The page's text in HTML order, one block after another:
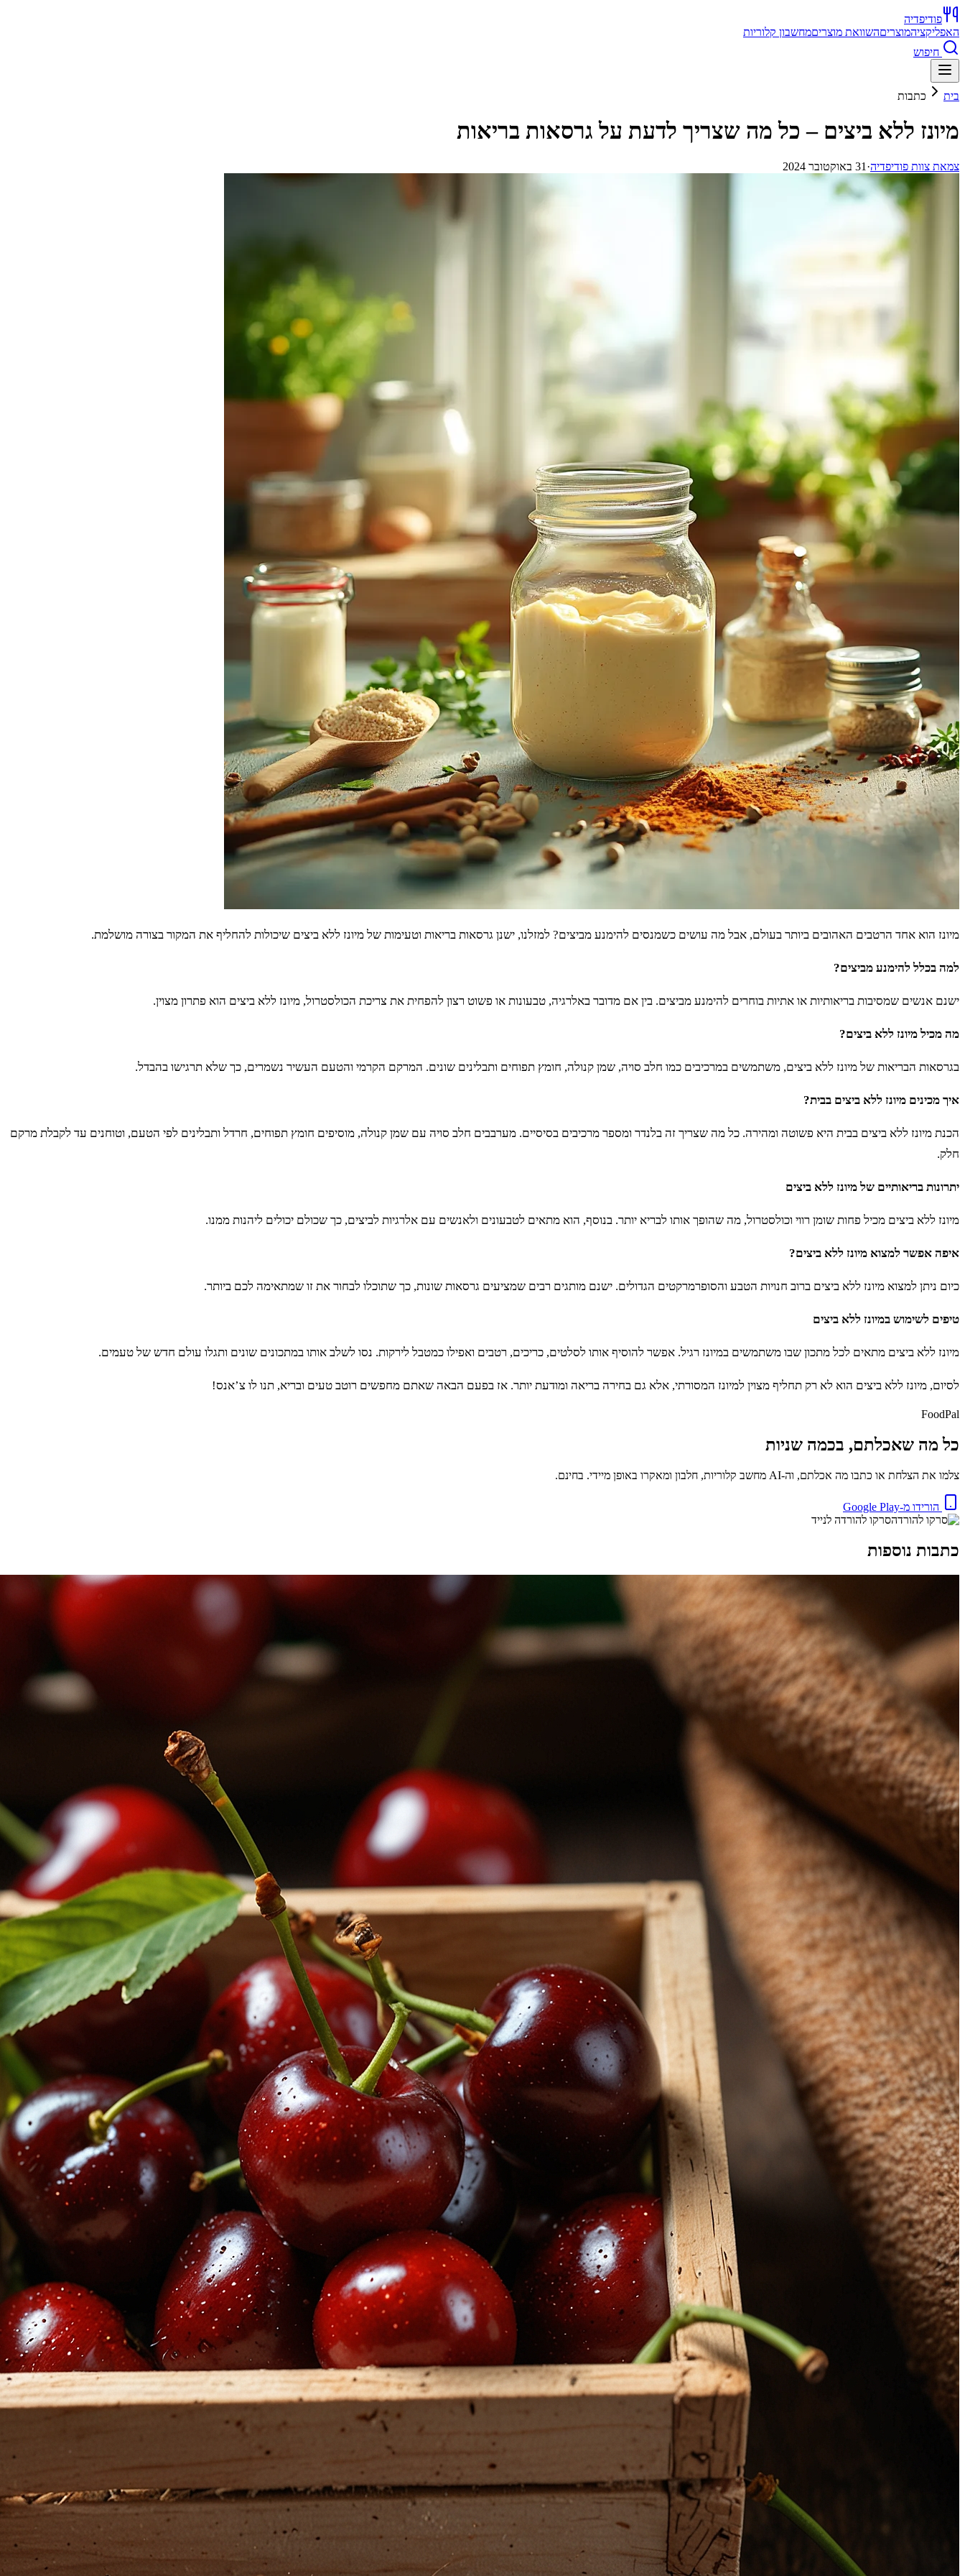
פודיפדיה
האפליקציהמוצריםהשוואת מוצריםמחשבון קלוריות
חיפוש
בית כתבות
מיונז ללא ביצים – כל מה שצריך לדעת על גרסאות בריאות
צמאת צוות פודיפדיה· 31 באוקטובר 2024
מיונז הוא אחד הרטבים האהובים ביותר בעולם, אבל מה עושים כשמנסים להימנע מביצים? למזלנו, ישנן גרסאות בריאות וטעימות של מיונז ללא ביצים שיכולות להחליף את המקור בצורה מושלמת.
למה בכלל להימנע מביצים?
ישנם אנשים שמסיבות בריאותיות או אתיות בוחרים להימנע מביצים. בין אם מדובר באלרגיה, טבעונות או פשוט רצון להפחית את צריכת הכולסטרול, מיונז ללא ביצים הוא פתרון מצוין.
מה מכיל מיונז ללא ביצים?
בגרסאות הבריאות של מיונז ללא ביצים, משתמשים במרכיבים כמו חלב סויה, שמן קנולה, חומץ תפוחים ותבלינים שונים. המרקם הקרמי והטעם העשיר נשמרים, כך שלא תרגישו בהבדל.
איך מכינים מיונז ללא ביצים בבית?
הכנת מיונז ללא ביצים בבית היא פשוטה ומהירה. כל מה שצריך זה בלנדר ומספר מרכיבים בסיסיים. מערבבים חלב סויה עם שמן קנולה, מוסיפים חומץ תפוחים, חרדל ותבלינים לפי הטעם, וטוחנים עד לקבלת מרקם
חלק.
יתרונות בריאותיים של מיונז ללא ביצים
מיונז ללא ביצים מכיל פחות שומן רווי וכולסטרול, מה שהופך אותו לבריא יותר. בנוסף, הוא מתאים לטבעונים ולאנשים עם אלרגיות לביצים, כך שכולם יכולים ליהנות ממנו.
איפה אפשר למצוא מיונז ללא ביצים?
כיום ניתן למצוא מיונז ללא ביצים ברוב חנויות הטבע והסופרמרקטים הגדולים. ישנם מותגים רבים שמציעים גרסאות שונות, כך שתוכלו לבחור את זו שמתאימה לכם ביותר.
טיפים לשימוש במיונז ללא ביצים
מיונז ללא ביצים מתאים לכל מתכון שבו משתמשים במיונז רגיל. אפשר להוסיף אותו לסלטים, כריכים, רטבים ואפילו כמטבל לירקות. נסו לשלב אותו במתכונים שונים ותגלו עולם חדש של טעמים.
לסיום, מיונז ללא ביצים הוא לא רק תחליף מצוין למיונז המסורתי, אלא גם בחירה בריאה ומודעת יותר. אז בפעם הבאה שאתם מחפשים רוטב טעים ובריא, תנו לו צ’אנס!
FoodPal
כל מה שאכלתם, בכמה שניות
צלמו את הצלחת או כתבו מה אכלתם, וה-AI מחשב קלוריות, חלבון ומאקרו באופן מיידי. בחינם.
הורידו מ-Google Play
סרקו להורדה לנייד
כתבות נוספות